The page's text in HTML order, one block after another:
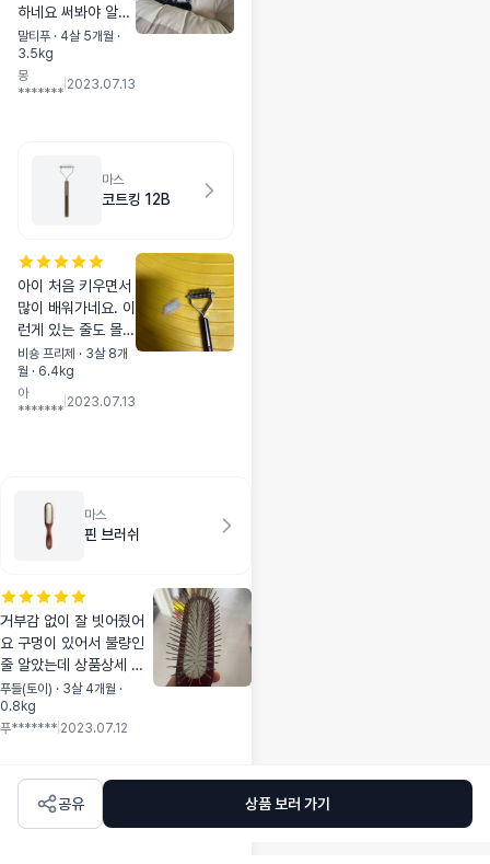
하네요 써봐야 알겠
지만 방석이 엄청 크
고 생각보다 더 튼튼
해서 거의 침대 같아
말티푸 · 4살 5개월 ·
3.5kg
몽
*******
2023.07.13
마스
코트킹 12B
아이 처음 키우면서
많이 배워가네요. 이
런게 있는 줄도 몰랐
어요. 그저 슬리커로
만 잘 빗어주면 되는
줄 알았는데... 털 뭉
하는 가위라고 보시
면 되요. 칼날이 가
로로 엉겨있는 털들
없이 유지 가능하게
해요!! 비숑이나 그
외 곱슬털 가진 아이
들은 필수로 한개정
도는 있어야 할 것
같아요.
비숑 프리제 · 3살 8개
월 · 6.4kg
아
*******
2023.07.13
마스
핀 브러쉬
거부감 없이 잘 빗어줬어
요 구멍이 있어서 불량인
줄 알았는데 상품상세 사
진보니 구멍이 있더라고요
ㅎ 그립감도 좋고 가볍고
크기가 딱 좋아요
푸들(토이) · 3살 4개월 ·
0.8kg
푸******* 2023.07.12
공유 상품 보러 가기